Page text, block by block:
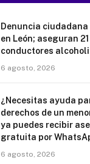
Denuncia
en León; aseguran
conductores
6 agosto, 2026
¿Necesitas ayuda
derechos de un
ya puedes recibir
gratuita por
6 agosto, 2026